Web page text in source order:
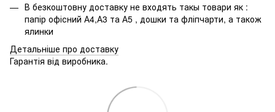
В безкоштовну доставку не входять такы товари як :
папір офісний А4,А3 та А5 , дошки та фліпчарти, а також
ялинки
Детальніше про доставку
Гарантія від виробника.